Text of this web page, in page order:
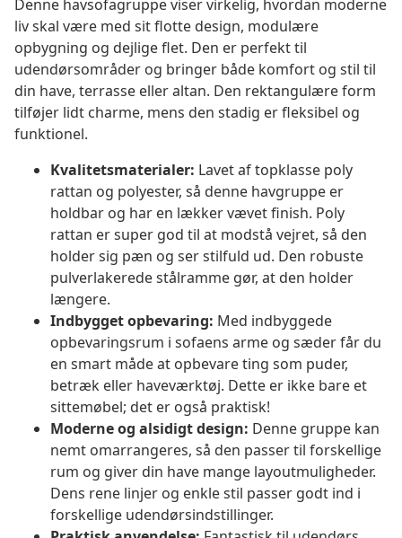
Denne havsofagruppe viser virkelig, hvordan moderne
liv skal være med sit flotte design, modulære
opbygning og dejlige flet. Den er perfekt til
udendørsområder og bringer både komfort og stil til
din have, terrasse eller altan. Den rektangulære form
tilføjer lidt charme, mens den stadig er fleksibel og
funktionel.
Kvalitetsmaterialer: Lavet af topklasse poly
rattan og polyester, så denne havgruppe er
holdbar og har en lækker vævet finish. Poly
rattan er super god til at modstå vejret, så den
holder sig pæn og ser stilfuld ud. Den robuste
pulverlakerede stålramme gør, at den holder
længere.
Indbygget opbevaring: Med indbyggede
opbevaringsrum i sofaens arme og sæder får du
en smart måde at opbevare ting som puder,
betræk eller haveværktøj. Dette er ikke bare et
sittemøbel; det er også praktisk!
Moderne og alsidigt design: Denne gruppe kan
nemt omarrangeres, så den passer til forskellige
rum og giver din have mange layoutmuligheder.
Dens rene linjer og enkle stil passer godt ind i
forskellige udendørsindstillinger.